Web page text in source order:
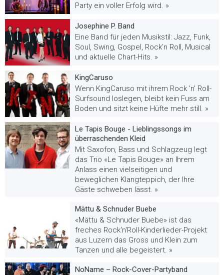
Party ein voller Erfolg wird. »
Josephine P. Band
Eine Band für jeden Musikstil: Jazz, Funk,
Soul, Swing, Gospel, Rock'n Roll, Musical
und aktuelle Chart-Hits. »
KingCaruso
Wenn KingCaruso mit ihrem Rock 'n' Roll-
Surfsound loslegen, bleibt kein Fuss am
Boden und sitzt keine Hüfte mehr still. »
Le Tapis Bouge - Lieblingssongs im
überraschenden Kleid
Mit Saxofon, Bass und Schlagzeug legt
das Trio «Le Tapis Bouge» an Ihrem
Anlass einen vielseitigen und
beweglichen Klangteppich, der Ihre
Gäste schweben lässt. »
Mättu & Schnuder Buebe
«Mättu & Schnuder Buebe» ist das
freches Rock'n'Roll-Kinderlieder-Projekt
aus Luzern das Gross und Klein zum
Tanzen und alle begeistert. »
NoName – Rock-Cover-Partyband